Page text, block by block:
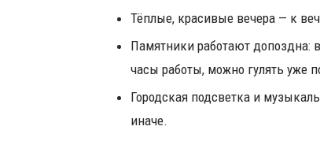
Тёплые, красивые вечера — к
Памятники работают допоздна: в
часы работы, можно гулять уже
Городская подсветка и
иначе.